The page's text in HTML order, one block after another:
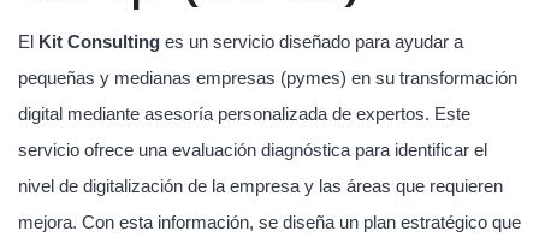
El Kit Consulting es un servicio diseñado para ayudar a
pequeñas y medianas empresas (pymes) en su transformación
digital mediante asesoría personalizada de expertos. Este
servicio ofrece una evaluación diagnóstica para identificar el
nivel de digitalización de la empresa y las áreas que requieren
mejora. Con esta información, se diseña un plan estratégico que